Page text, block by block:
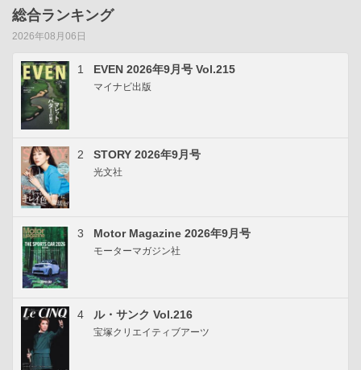
総合ランキング
2026年08月06日
1 EVEN 2026年9月号 Vol.215
マイナビ出版
2 STORY 2026年9月号
光文社
3 Motor Magazine 2026年9月号
モーターマガジン社
4 ル・サンク Vol.216
宝塚クリエイティブアーツ